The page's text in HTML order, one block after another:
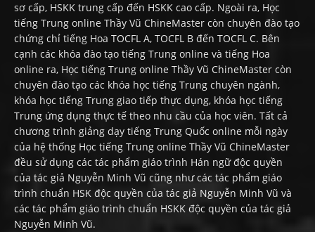
sơ cấp, HSKK trung cấp đến HSKK cao cấp. Ngoài ra, Học
tiếng Trung online Thầy Vũ ChineMaster còn chuyên đào tạo
chứng chỉ tiếng Hoa TOCFL A, TOCFL B đến TOCFL C. Bên
cạnh các khóa đào tạo tiếng Trung online và tiếng Hoa
online ra, Học tiếng Trung online Thầy Vũ ChineMaster còn
chuyên đào tạo các khóa học tiếng Trung chuyên ngành,
khóa học tiếng Trung giao tiếp thực dụng, khóa học tiếng
Trung ứng dụng thực tế theo nhu cầu của học viên. Tất cả
chương trình giảng dạy tiếng Trung Quốc online mỗi ngày
của hệ thống Học tiếng Trung online Thầy Vũ ChineMaster
đều sử dụng các tác phẩm giáo trình Hán ngữ độc quyền
của tác giả Nguyễn Minh Vũ cũng như các tác phẩm giáo
trình chuẩn HSK độc quyền của tác giả Nguyễn Minh Vũ và
các tác phẩm giáo trình chuẩn HSKK độc quyền của tác giả
Nguyễn Minh Vũ.